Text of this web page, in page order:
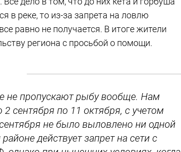
в реке, то из-за запрета на ловлю
равно не получается. В итоге жители
региона с просьбой о помощи.
не пропускают рыбу вообще. Нам
сентября по 11 октября, с учетом
не было выловлено ни одной
действует запрет на сети с